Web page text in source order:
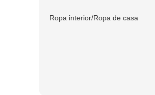
Ropa interior/Ropa de casa